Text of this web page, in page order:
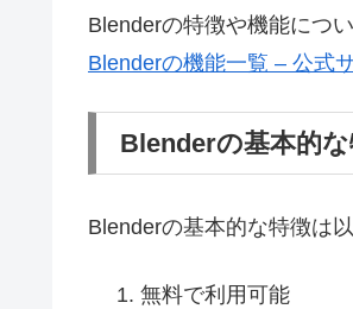
Blenderの特徴や機能につ
Blenderの機能一覧 – 公式
Blenderの基本的
Blenderの基本的な特徴は
無料で利用可能